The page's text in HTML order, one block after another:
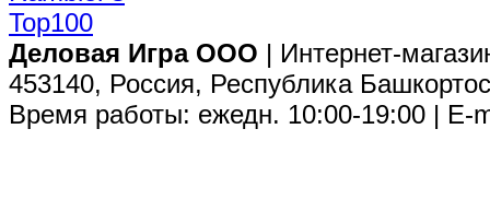
Деловая Игра ООО | Интернет-
453140, Россия, Республика
Время работы: ежедн. 10:00-19:00 | E-